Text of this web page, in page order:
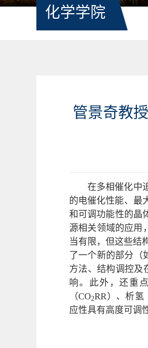
化学学院
管景奇教
在多相催化中
的电催化性能、最
和可调功能性的晶
源相关领域的应用
当有限，但这些结
了一个新的部分
方法、结构调控及
响。此外，还重
（CO2RR）、析氢
应性具有高度可调